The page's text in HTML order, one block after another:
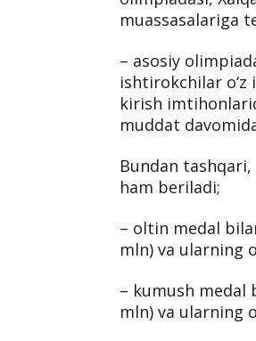
muassasalariga
– asosiy
ishtirokchilar o‘z
kirish
muddat
Bundan
ham beriladi;
– oltin medal
mln) va ularning
– kumush medal
mln) va ularning